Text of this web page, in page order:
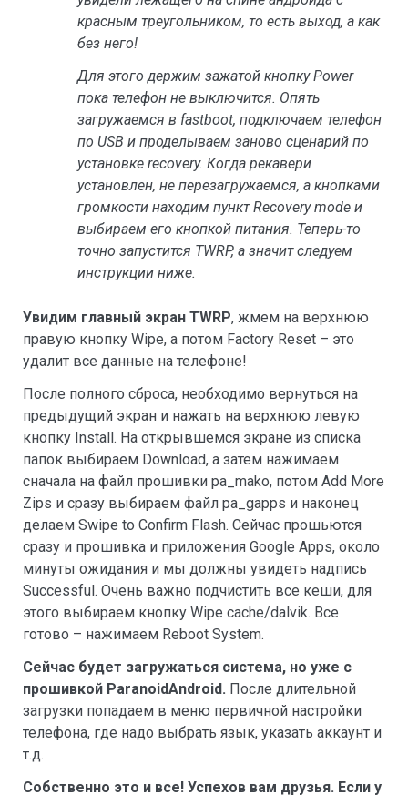
красным треугольником, то есть выход, а как
без него!
Для этого держим зажатой кнопку Power
пока телефон не выключится. Опять
загружаемся в fastboot, подключаем телефон
по USB и проделываем заново сценарий по
установке recovery. Когда рекавери
установлен, не перезагружаемся, а кнопками
громкости находим пункт Recovery mode и
выбираем его кнопкой питания. Теперь-то
точно запустится TWRP, а значит следуем
инструкции ниже.
Увидим главный экран TWRP, жмем на верхнюю
правую кнопку Wipe, а потом Factory Reset – это
удалит все данные на телефоне!
После полного сброса, необходимо вернуться на
предыдущий экран и нажать на верхнюю левую
кнопку Install. На открывшемся экране из списка
папок выбираем Download, а затем нажимаем
сначала на файл прошивки pa_mako, потом Add More
Zips и сразу выбираем файл pa_gapps и наконец
делаем Swipe to Confirm Flash. Сейчас прошьются
сразу и прошивка и приложения Google Apps, около
минуты ожидания и мы должны увидеть надпись
Successful. Очень важно подчистить все кеши, для
этого выбираем кнопку Wipe cache/dalvik. Все
готово – нажимаем Reboot System.
Сейчас будет загружаться система, но уже с
прошивкой ParanoidAndroid. После длительной
загрузки попадаем в меню первичной настройки
телефона, где надо выбрать язык, указать аккаунт и
т.д.
Собственно это и все! Успехов вам друзья. Если у